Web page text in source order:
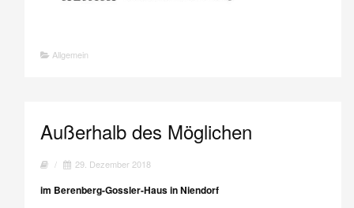
Allgemein
Außerhalb des Möglichen
/ 29. Dezember 2018
im Berenberg-Gossler-Haus in Niendorf